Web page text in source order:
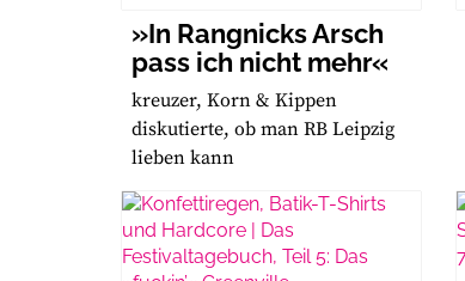
»In Rangnicks Arsch
pass ich nicht mehr«
kreuzer, Korn & Kippen
diskutierte, ob man RB Leipzig
lieben kann